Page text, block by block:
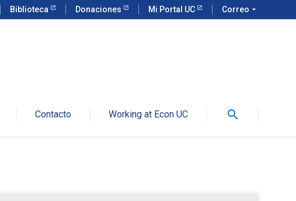
Biblioteca Donaciones Mi Portal UC Correo arrow_drop_down
Contacto Working at Econ UC search